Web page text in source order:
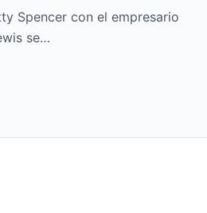
los acontecimientos
la aristocracia
Spencer con el empresario
se…